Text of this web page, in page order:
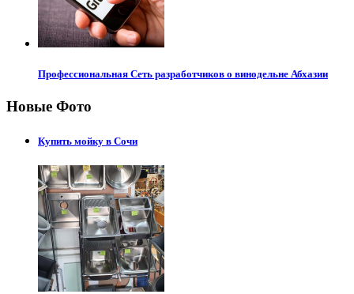
Профессиональная Сеть разработчиков о винодельне Абхазии
Новые Фото
Купить мойку в Сочи